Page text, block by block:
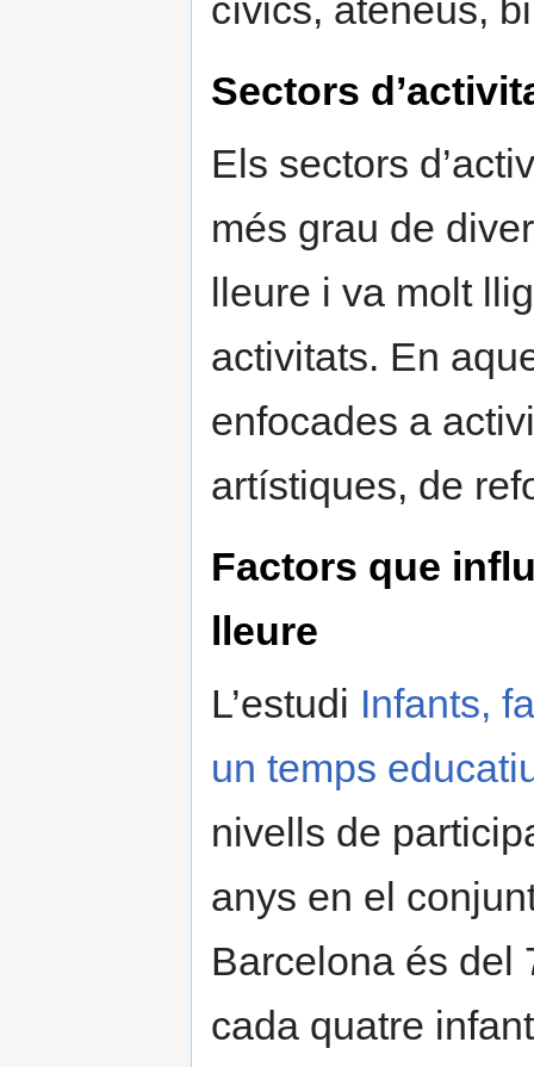
cívics, ateneus,
Sectors
Els sectors
més grau de
lleure i va molt
activitats. En
enfocades a
artístiques, de
Factors que
lleure
L’estudi Infants,
un temps
nivells de
anys en el
Barcelona és del
cada quatre